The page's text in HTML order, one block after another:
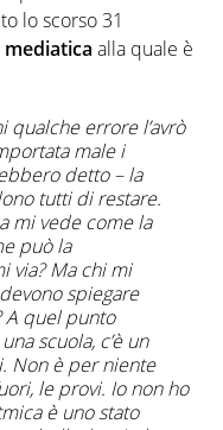
lo scorso 31
alla quale è
qualche errore l’avrò
male i
detto – la
tutti di restare.
mi vede come la
può la
via? Ma chi mi
spiegare
A quel punto
scuola, c’è un
Non è per niente
le provi. Io non ho
è uno stato